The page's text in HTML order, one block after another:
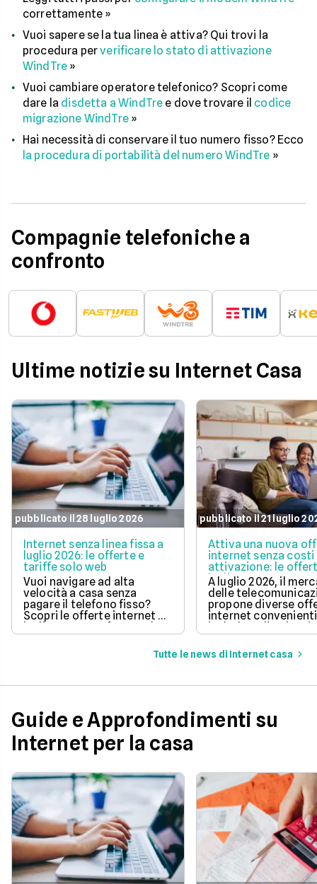
correttamente »
Vuoi sapere se la tua linea è attiva? Qui trovi la
procedura perverificare lo stato di attivazione
WindTre »
Vuoi cambiare operatore telefonico? Scopri come
dare la disdetta a WindTre e dove trovare il codice
migrazione WindTre»
Hai necessità di conservare il tuo numero fisso? Ecco
la procedura di portabilità del numero WindTre »
Compagnie telefoniche a
confronto
Ultime notizie su Internet Casa
pubblicato il 28 luglio 2026
Internet senza linea fissa a
luglio 2026: le offerte e
tariffe solo web
Vuoi navigare ad alta
velocità a casa senza
pagare il telefono fisso?
Scopri le offerte internet di
luglio 2026, confrontando
prezzi, velocità e costi di
pubblicato il 21 luglio
Attiva una nuova
internet senza costi
attivazione: le
luglio 2026
A luglio 2026, il
delle
propone diverse
internet
includono
gratuita.
Tutte le news di Internet casa
Guide e Approfondimenti su
Internet per la casa